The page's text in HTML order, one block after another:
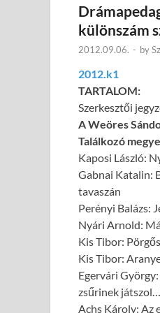
különszám
2012.09.06. - by
2012.k1
TARTALOM:
Szerkesztői
A Weöres
Találkozó
Kaposi László:
Gabnai Katalin:
tavaszán
Perényi Balázs:
Nyári Arnold:
Kis Tibor:
Kis Tibor:
Egervári
zsűrinek
Achs Károly: Az